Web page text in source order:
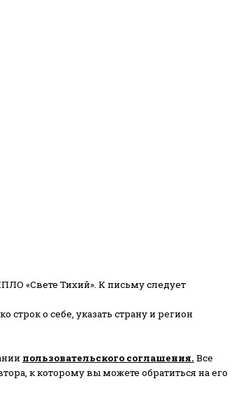
«Свете Тихий». К письму следует
о себе, указать страну и регион
пользовательского соглашения. Все
к которому вы можете обратиться на его